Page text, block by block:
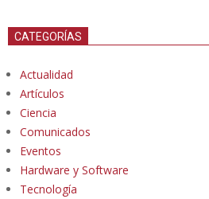
CATEGORÍAS
Actualidad
Artículos
Ciencia
Comunicados
Eventos
Hardware y Software
Tecnología